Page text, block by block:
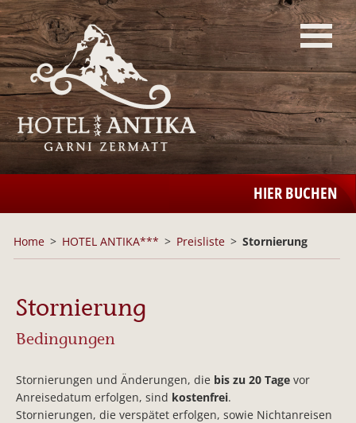
HIER BUCHEN
Home HOTEL ANTIKA*** Preisliste Stornierung
Stornierung
Bedingungen
Stornierungen und Änderungen, die bis zu 20 Tage vor
Anreisedatum erfolgen, sind kostenfrei.
Stornierungen, die verspätet erfolgen, sowie Nichtanreisen